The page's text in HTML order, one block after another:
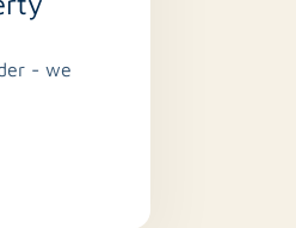
- we